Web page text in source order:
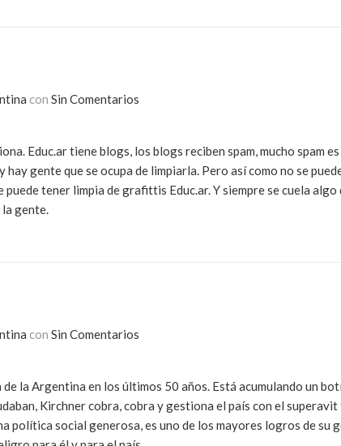
con Sin Comentarios
Educ.ar tiene blogs, los blogs reciben spam, mucho spam
y hay gente que se ocupa de limpiarla. Pero así como no se
tener limpia de grafittis Educ.ar. Y siempre se cuela algo
gente.
con Sin Comentarios
la Argentina en los últimos 50 años. Está acumulando un
Kirchner cobra, cobra y gestiona el país con el
política social generosa, es uno de los mayores logros de su